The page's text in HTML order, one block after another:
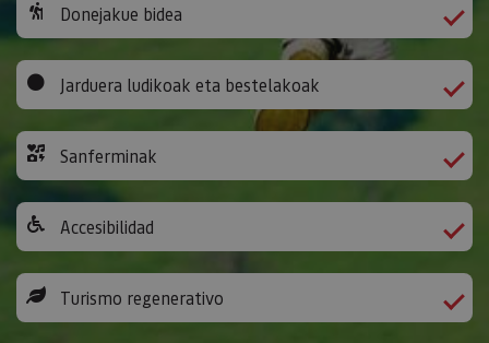
Donejakue bidea
Jarduera ludikoak eta bestelakoak
Sanferminak
Accesibilidad
Turismo regenerativo